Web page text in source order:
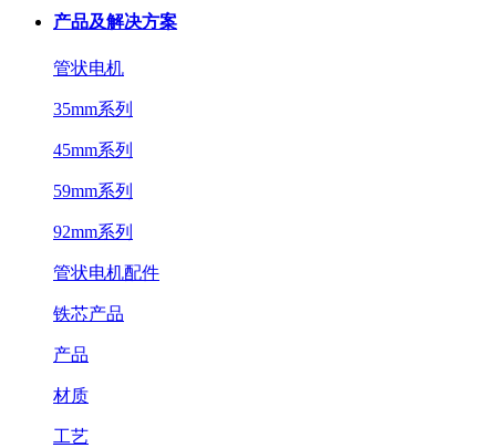
产品及解决方案
管状电机
35mm系列
45mm系列
59mm系列
92mm系列
管状电机配件
铁芯产品
产品
材质
工艺